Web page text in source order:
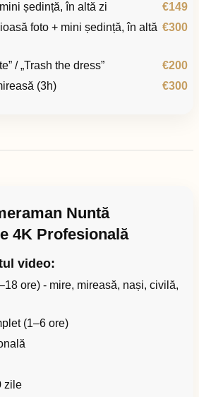
ședință, în altă zi
€149
foto + mini ședință, în altă €300
/ „Trash the dress”
€200
(3h)
€300
Nuntă
4K Profesională
video:
ore) - mire, mireasă, nași, civilă,
(1–6 ore)
zile